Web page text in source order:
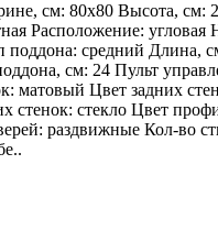
см: 80x80 Высота, см:
Расположение: угловая
поддона: средний Длина,
см: 24 Пульт
матовый Цвет задних
стенок: стекло Цвет
раздвижные Кол-во